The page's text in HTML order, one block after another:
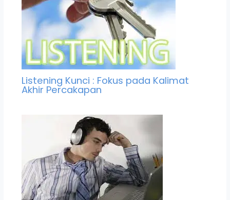
Listening Kunci : Fokus pada Kalimat
Akhir Percakapan